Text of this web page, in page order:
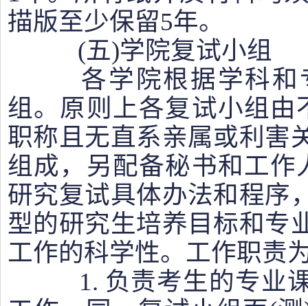
描版至少保留5年。
(五)学院复试小组
各学院根据学科和
组。原则上各复试小组
职称且无直系亲属或利害
组成，另配备秘书和工
研究复试具体办法和程序
型的研究生培养目标和专
工作的科学性。工作职责
1. 负责考生的专业课